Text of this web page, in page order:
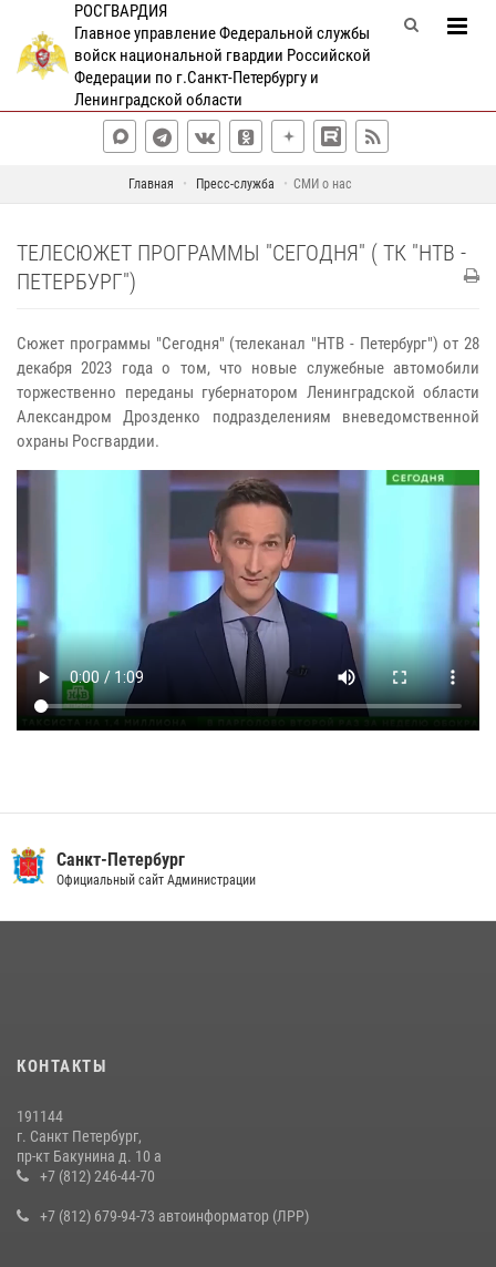
РОСГВАРДИЯ
Главное управление Федеральной службы
войск национальной гвардии Российской
Федерации по г.Санкт-Петербургу и
Ленинградской области
Главная Пресс-служба СМИ о нас
ТЕЛЕСЮЖЕТ ПРОГРАММЫ "СЕГОДНЯ" ( ТК "НТВ -
ПЕТЕРБУРГ")
Сюжет программы "Сегодня" (телеканал "НТВ - Петербург") от 28
декабря 2023 года о том, что новые служебные автомобили
торжественно переданы губернатором Ленинградской области
Александром Дрозденко подразделениям вневедомственной
охраны Росгвардии.
Санкт-Петербург
Официальный сайт Администрации
КОНТАКТЫ
191144
г. Санкт Петербург,
пр-кт Бакунина д. 10 а
+7 (812) 246-44-70
+7 (812) 679-94-73 автоинформатор (ЛРР)